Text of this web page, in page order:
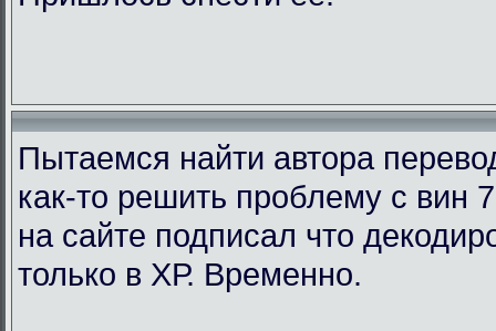
Пытаемся найти автора
как-то решить проблему с вин
на сайте подписал что
только в ХР. Временно.